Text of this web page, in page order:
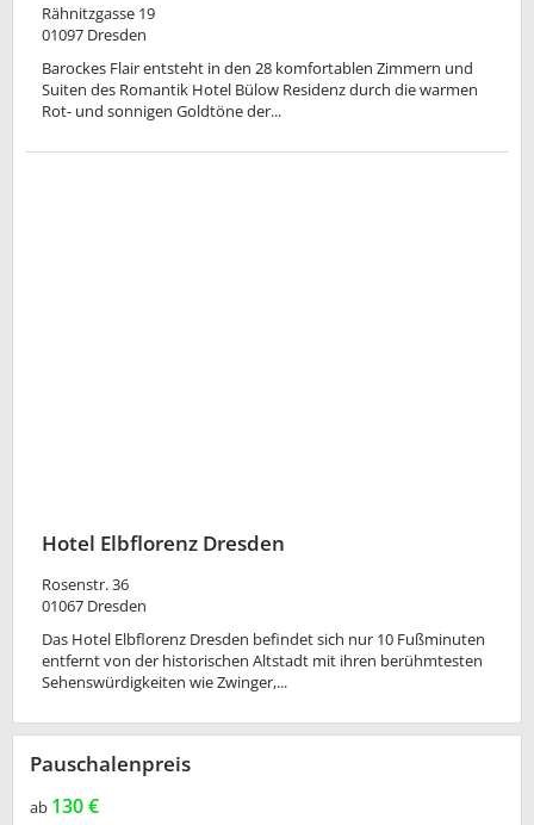
Rähnitzgasse 19
01097 Dresden
Barockes Flair entsteht in den 28 komfortablen Zimmern und
Suiten des Romantik Hotel Bülow Residenz durch die warmen
Rot- und sonnigen Goldtöne der...
Hotel Elbflorenz Dresden
Rosenstr. 36
01067 Dresden
Das Hotel Elbflorenz Dresden befindet sich nur 10 Fußminuten
entfernt von der historischen Altstadt mit ihren berühmtesten
Sehenswürdigkeiten wie Zwinger,...
Pauschalenpreis
ab 130 €